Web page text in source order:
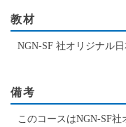
教材
NGN-SF 社オリジナル
備考
このコースはNGN-SF社